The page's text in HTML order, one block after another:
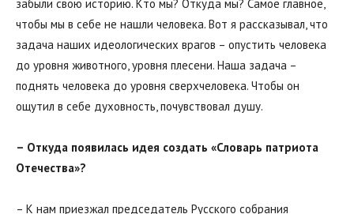
забыли свою историю. Кто мы? Откуда мы? Самое главное,
чтобы мы в себе не нашли человека. Вот я рассказывал, что
задача наших идеологических врагов – опустить человека
до уровня животного, уровня плесени. Наша задача –
поднять человека до уровня сверхчеловека. Чтобы он
ощутил в себе духовность, почувствовал душу.
– Откуда появилась идея создать «Словарь патриота
Отечества»?
– К нам приезжал председатель Русского собрания